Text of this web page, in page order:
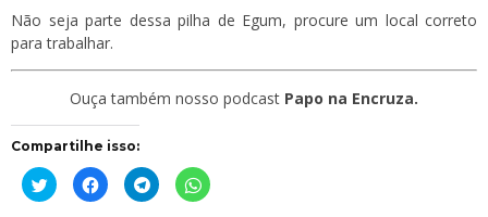
Não seja parte dessa pilha de Egum, procure um local correto
para trabalhar.
Ouça também nosso podcast Papo na Encruza.
Compartilhe isso:
Clique
para
compartilhar
Clique
para
compartilhar
Clique
para
compartilhar
Clique
para